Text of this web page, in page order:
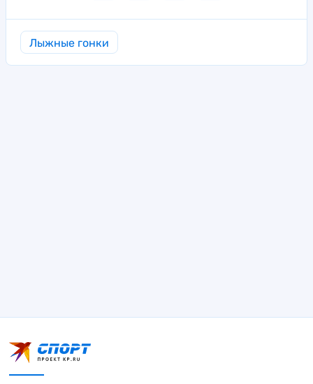
Лыжные гонки